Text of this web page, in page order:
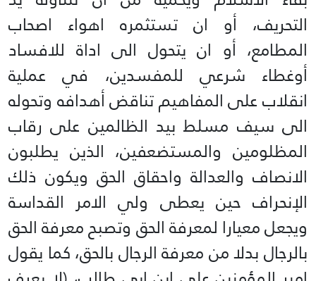
التحريف، أو ان تستثمره اهواء اصحاب
المطامع، أو ان يتحول الى اداة للافساد
أوغطاء شرعي للمفسدين، في عملية
انقلاب على المفاهيم تناقض أهدافه وتحوله
الى سيف مسلط بيد الظالمين على رقاب
المظلومين والمستضعفين، الذين يطلبون
الانصاف والعدالة واحقاق الحق ويكون ذلك
الإنحراف حين يعطى ولي الامر القداسة
ويجعل معيارا لمعرفة الحق وتصبح معرفة الحق
بالرجال بدلا من معرفة الرجال بالحق، كما يقول